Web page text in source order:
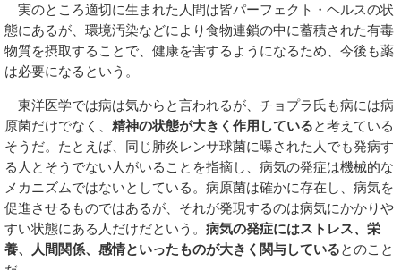
実のところ適切に生まれた人間は皆パーフェクト・ヘルスの状
態にあるが、環境汚染などにより食物連鎖の中に蓄積された有毒
物質を摂取することで、健康を害するようになるため、今後も薬
は必要になるという。
東洋医学では病は気からと言われるが、チョプラ氏も病には病
原菌だけでなく、 精神の状態が大きく作用していると考えている
そうだ。たとえば、同じ肺炎レンサ球菌に曝された人でも発病す
る人とそうでない人がいることを指摘し、病気の発症は機械的な
メカニズムではないとしている。病原菌は確かに存在し、病気を
促進させるものではあるが、それが発現するのは病気にかかりや
すい状態にある人だけだという。 病気の発症にはストレス、栄
養、人間関係、感情といったものが大きく関与しているとのこと